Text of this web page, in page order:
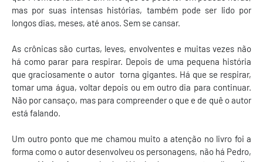
mas por suas intensas histórias, também pode ser lido por
longos dias, meses, até anos. Sem se cansar.
As crônicas são curtas, leves, envolventes e muitas vezes não
há como parar para respirar. Depois de uma pequena história
que graciosamente o autor torna gigantes. Há que se respirar,
tomar uma água, voltar depois ou em outro dia para continuar.
Não por cansaço, mas para compreender o que e de quê o autor
está falando.
Um outro ponto que me chamou muito a atenção no livro foi a
forma como o autor desenvolveu os personagens, não há Pedro,